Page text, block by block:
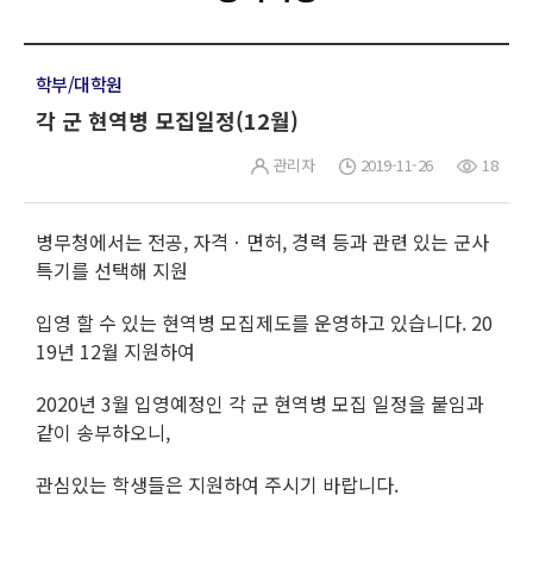
학부/대학원
각 군 현역병 모집일정(12월)
관리자 2019-11-26 18
병무청에서는 전공, 자격ㆍ면허, 경력 등과 관련 있는 군사
특기를 선택해 지원
입영 할 수 있는 현역병 모집제도를 운영하고 있습니다. 20
19년 12월 지원하여
2020년 3월 입영예정인 각 군 현역병 모집 일정을 붙임과
같이 송부하오니,
관심있는 학생들은 지원하여 주시기 바랍니다.